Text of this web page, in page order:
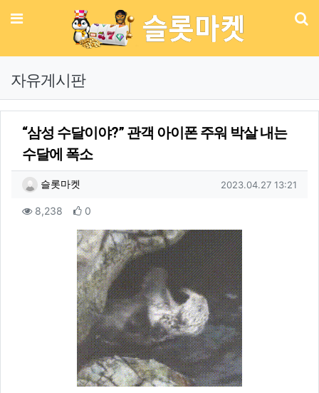
메뉴
자유게시판
“삼성 수달이야?” 관객 아이폰 주워 박살 내는
수달에 폭소
작성자 정보
슬롯마켓 작성일
2023.04.27 13:21
컨텐츠 정보
8,238 조회 0